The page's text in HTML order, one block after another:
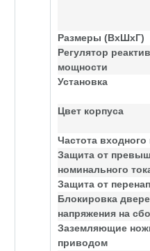
Размеры (ВхШхГ)
Регулятор
мощности
Установка
Цвет корпуса
Частота
Защита от
номинального
Защита от
Блокировка
напряжения на
Заземляющие
приводом